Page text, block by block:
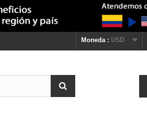
Moneda : USD